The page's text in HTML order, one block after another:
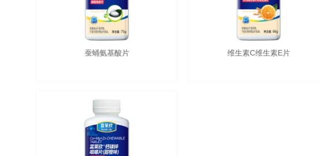
蚕蛹氨基酸片 维生素C维生素E片